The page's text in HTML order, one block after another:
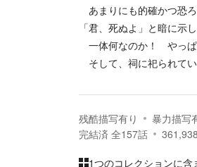
あまりにも的確かつ恐
「君、死ぬよ」と暗に示
一体何なのか！ やっ
そして、祠に祀られて
残酷描写有り
暴力描写
完結済 全157話 361,938
1つのコレクションに含